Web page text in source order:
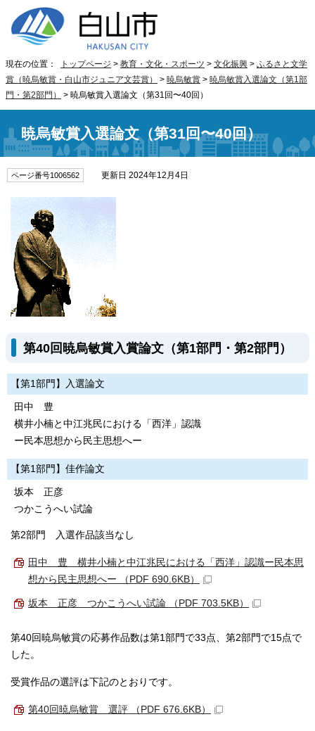
現在の位置： トップページ > 教育・文化・スポーツ > 文化振興 > ふるさと文学
賞（暁烏敏賞・白山市ジュニア文芸賞）
> 暁烏敏賞 > 暁烏敏賞入選論文（第1部
門・第2部門）
> 暁烏敏賞入選論文（第31回〜40回）
暁烏敏賞入選論文（第31回〜40回）
ページ番号1006562 更新日 2024年12月4日
第40回暁烏敏賞入賞論文（第1部門・第2部門）
【第1部門】入選論文
田中 豊
横井小楠と中江兆民における「西洋」認識
ー民本思想から民主思想へー
【第1部門】佳作論文
坂本 正彦
つかこうへい試論
第2部門 入選作品該当なし
田中 豊 横井小楠と中江兆民における「西洋」認識ー民本思
想から民主思想へー （PDF 690.6KB）
坂本 正彦 つかこうへい試論 （PDF 703.5KB）
第40回暁烏敏賞の応募作品数は第1部門で33点、第2部門で15点で
した。
受賞作品の選評は下記のとおりです。
第40回暁烏敏賞 選評 （PDF 676.6KB）